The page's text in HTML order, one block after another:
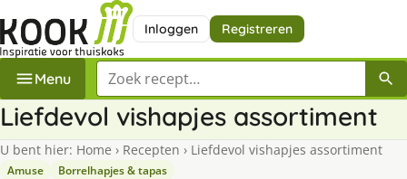
Inloggen Registreren
Menu Zoek een recept
Liefdevol vishapjes assortiment
U bent hier: Home › Recepten › Liefdevol vishapjes assortiment
Amuse Borrelhapjes & tapas